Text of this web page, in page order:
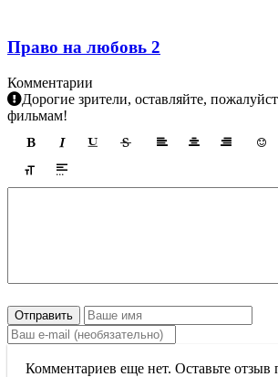
Право на любовь 2
Комментарии
Дорогие зрители, оставляйте,
фильмам!
Отправить
Комментариев еще нет. Оставьте отзыв